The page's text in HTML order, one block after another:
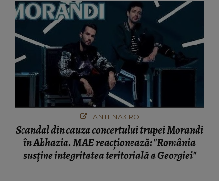
ANTENA3.RO
Scandal din cauza concertului trupei Morandi
în Abhazia. MAE reacționează: "România
susține integritatea teritorială a Georgiei"